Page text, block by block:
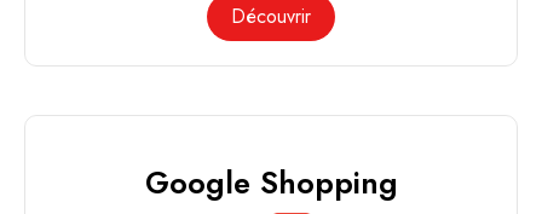
Découvrir
Google Shopping